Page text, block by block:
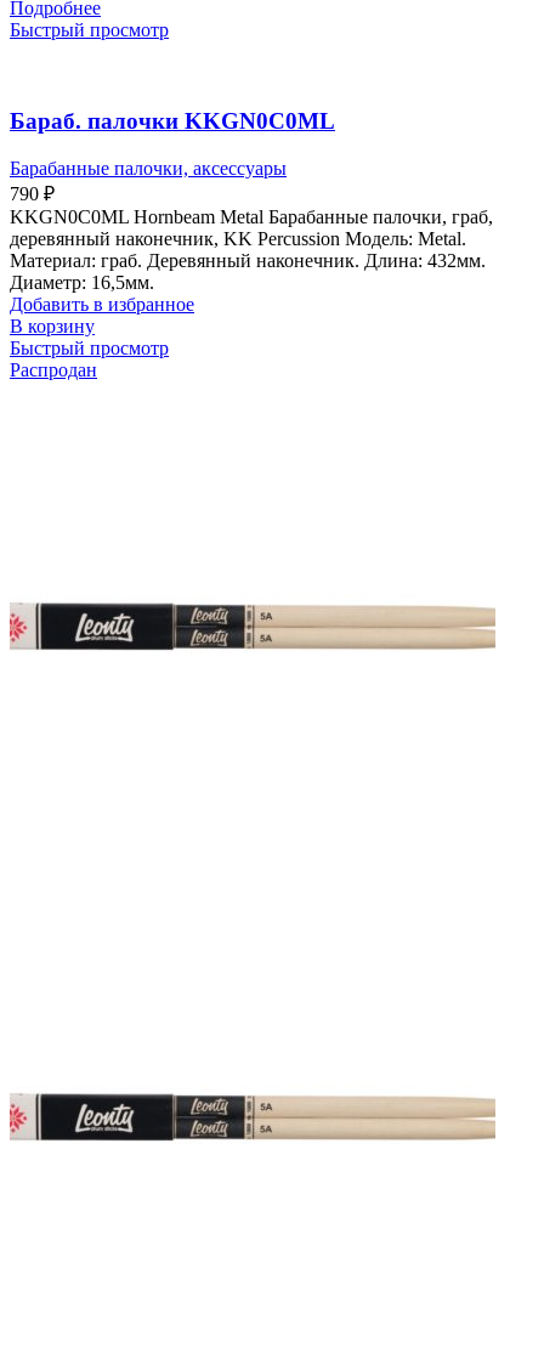
Подробнее
Быстрый просмотр
Бараб. палочки KKGN0C0ML
Барабанные палочки, аксессуары
790 ₽
KKGN0C0ML Hornbeam Metal Барабанные палочки, граб,
деревянный наконечник, KK Percussion Модель: Metal.
Материал: граб. Деревянный наконечник. Длина: 432мм.
Диаметр: 16,5мм.
Добавить в избранное
В корзину
Быстрый просмотр
Распродан